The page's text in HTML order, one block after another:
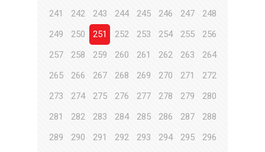
241
242 243 244 245 246 247
248
249
250 251 252 253 254 255
256
257
258 259 260 261 262 263
264
265
266 267 268 269 270 271
272
273
274 275 276 277 278 279
280
281
282 283 284 285 286 287
288
289
290 291 292 293 294 295
296